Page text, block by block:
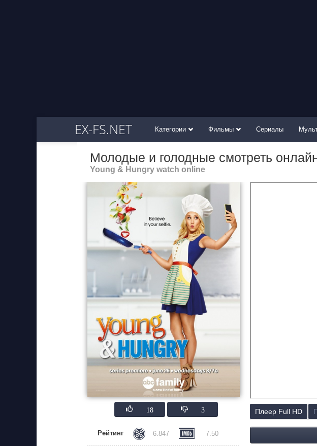
EX-FS.NET Категории Фильмы Сериалы
Молодые и голодные смотреть
Young & Hungry watch online
18 3
Рейтинг 6.847 7.50
Плеер Full HD